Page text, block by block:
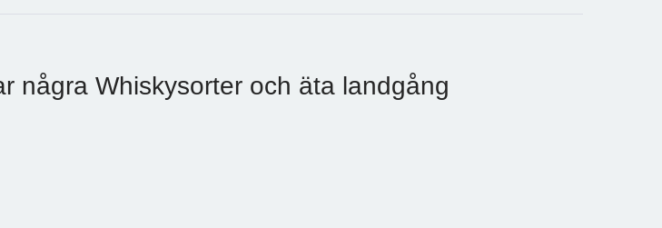
några Whiskysorter och äta landgång